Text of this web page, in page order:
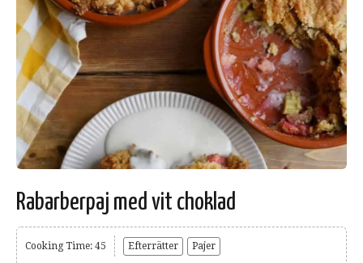
Rabarberpaj med vit choklad
Cooking Time: 45 Efterrätter Pajer